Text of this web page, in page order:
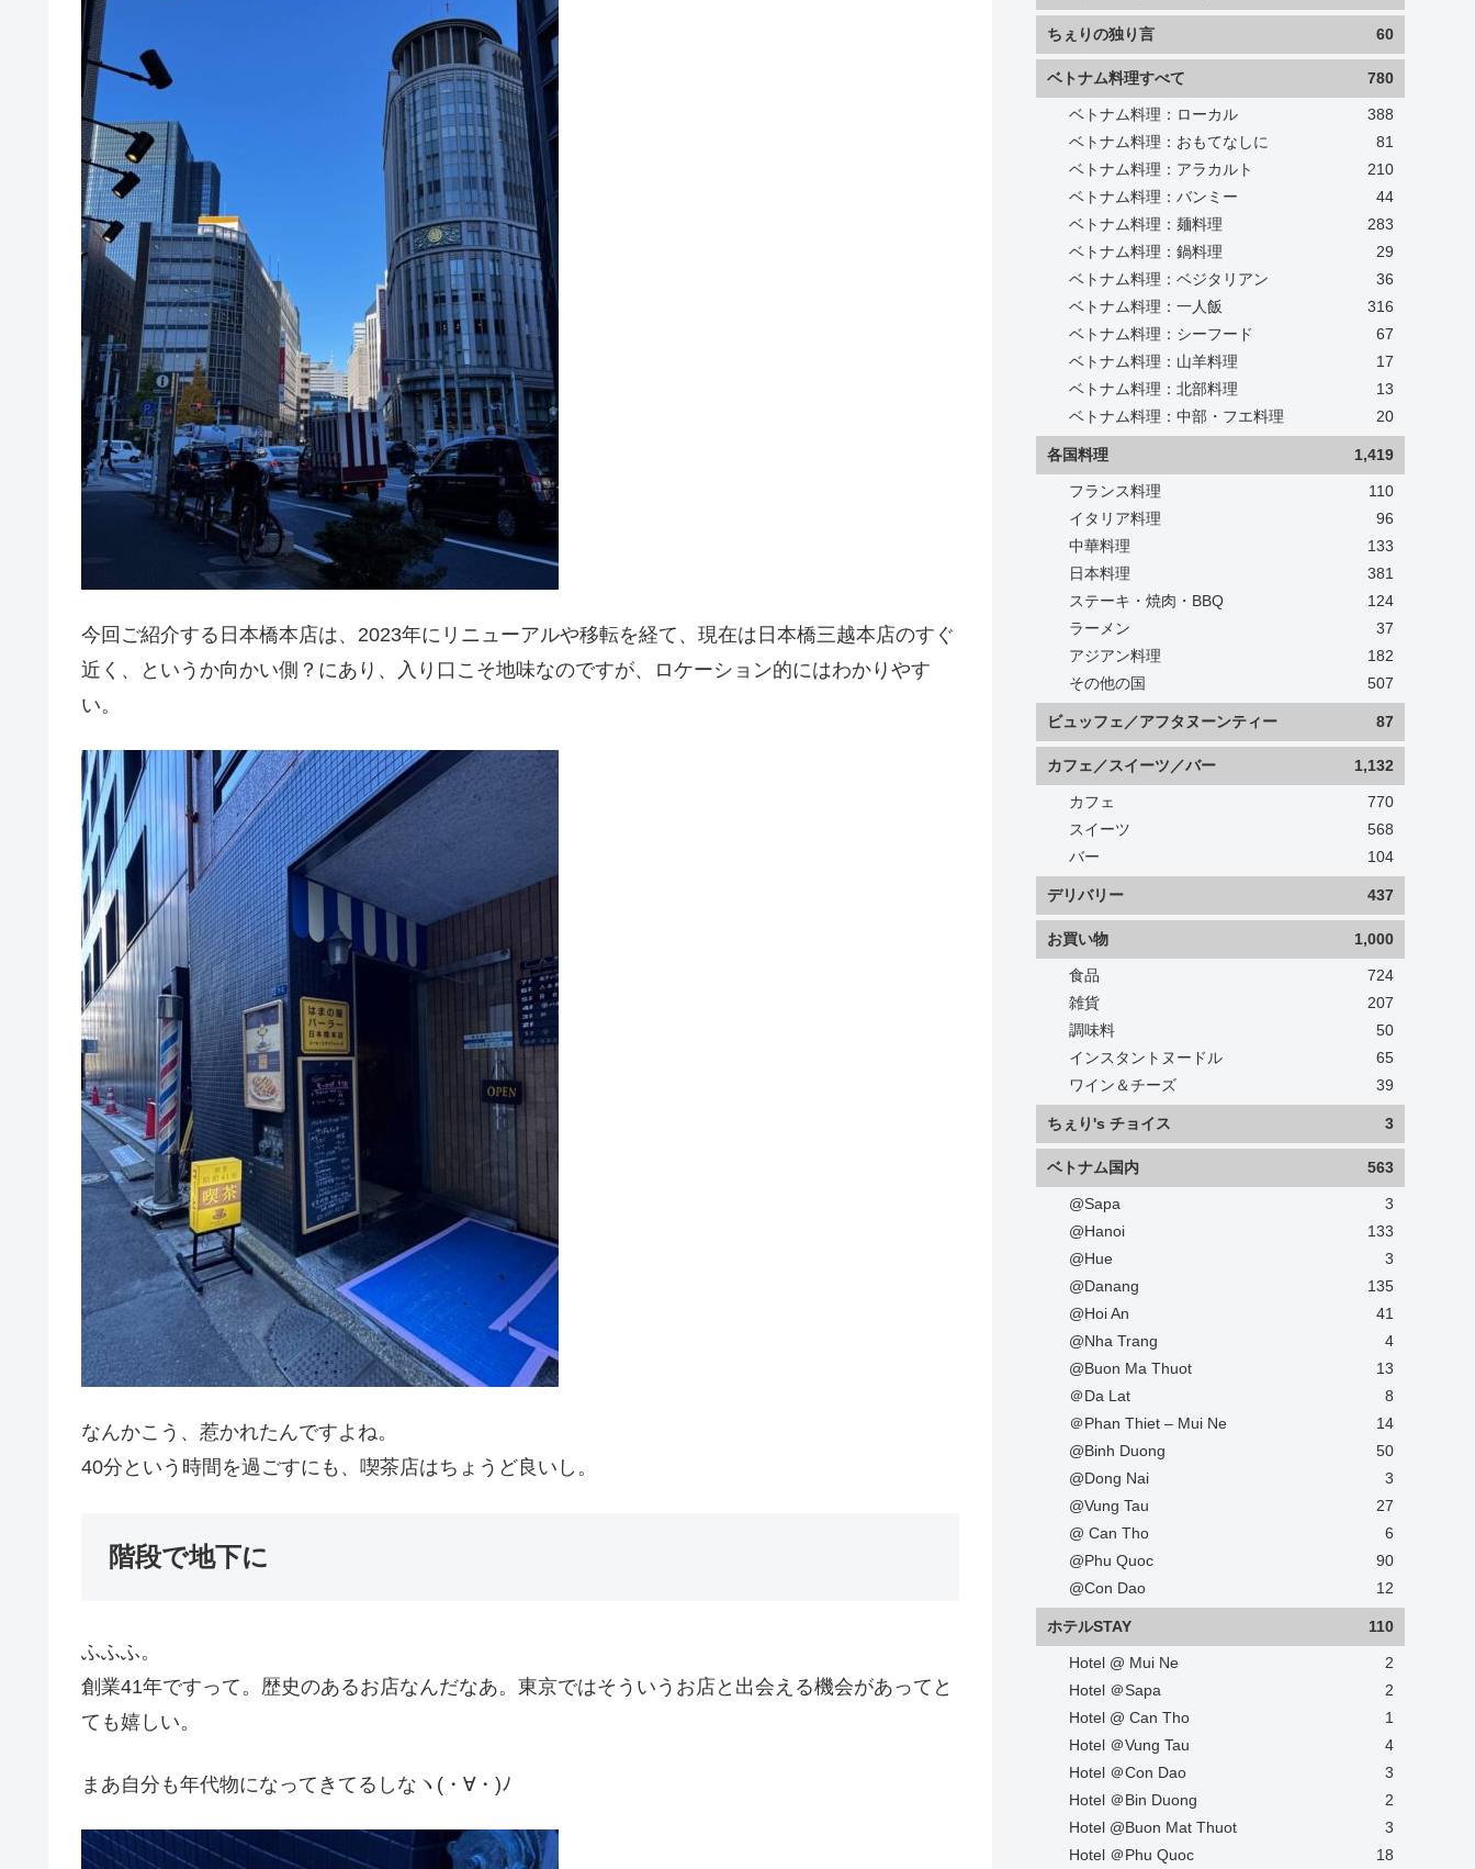
今回ご紹介する日本橋本店は、2023年にリニューアルや移転を経て、現在は日本橋三越本店のすぐ
近く、というか向かい側？にあり、入り口こそ地味なのですが、ロケーション的にはわかりやす
い。
なんかこう、惹かれたんですよね。
40分という時間を過ごすにも、喫茶店はちょうど良いし。
階段で地下に
ふふふ。
創業41年ですって。歴史のあるお店なんだなあ。東京ではそういうお店と出会える機会があってと
ても嬉しい。
まあ自分も年代物になってきてるしなヽ(・∀・)ﾉ
ちぇりの独り言 60
ベトナム料理すべて 780
ベトナム料理：ローカル
388
ベトナム料理：おもてなしに
81
ベトナム料理：アラカルト
210
ベトナム料理：バンミー
44
ベトナム料理：麺料理
283
ベトナム料理：鍋料理
29
ベトナム料理：ベジタリアン
36
ベトナム料理：一人飯
316
ベトナム料理：シーフード
67
ベトナム料理：山羊料理
17
ベトナム料理：北部料理
13
ベトナム料理：中部・フエ料理
20
各国料理 1,419
フランス料理
110
イタリア料理
96
中華料理
133
日本料理
381
ステーキ・焼肉・BBQ
124
ラーメン
37
アジアン料理
182
その他の国
507
ビュッフェ／アフタヌーンティー 87
カフェ／スイーツ／バー 1,132
カフェ
770
スイーツ
568
バー
104
デリバリー 437
お買い物 1,000
食品
724
雑貨
207
調味料
50
インスタントヌードル
65
ワイン＆チーズ
39
ちぇり's チョイス 3
ベトナム国内 563
@Sapa
3
@Hanoi
133
@Hue
3
@Danang
135
@Hoi An
41
@Nha Trang
4
@Buon Ma Thuot
13
＠Da Lat
8
＠Phan Thiet – Mui Ne
14
@Binh Duong
50
@Dong Nai
3
@Vung Tau
27
@ Can Tho
6
@Phu Quoc
90
@Con Dao
12
ホテルSTAY 110
Hotel @ Mui Ne
2
Hotel ＠Sapa
2
Hotel @ Can Tho
1
Hotel ＠Vung Tau
4
Hotel ＠Con Dao
3
Hotel ＠Bin Duong
2
Hotel @Buon Mat Thuot
3
Hotel ＠Phu Quoc
18